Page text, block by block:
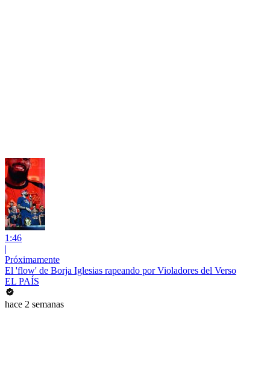
1:46
|
Próximamente
El 'flow' de Borja Iglesias rapeando por Violadores del Verso
EL PAÍS
hace 2 semanas